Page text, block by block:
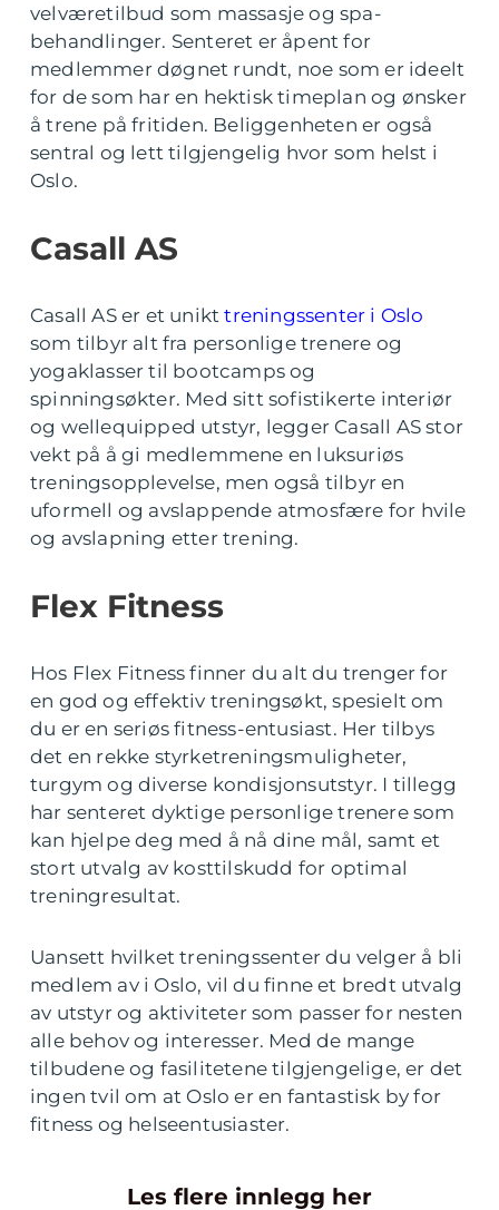
velværetilbud som massasje og spa-
behandlinger. Senteret er åpent for
medlemmer døgnet rundt, noe som er ideelt
for de som har en hektisk timeplan og ønsker
å trene på fritiden. Beliggenheten er også
sentral og lett tilgjengelig hvor som helst i
Oslo.
Casall AS
Casall AS er et unikttreningssenter i Oslo
som tilbyr alt fra personlige trenere og
yogaklasser til bootcamps og
spinningsøkter. Med sitt sofistikerte interiør
og wellequipped utstyr, legger Casall AS stor
vekt på å gi medlemmene en luksuriøs
treningsopplevelse, men også tilbyr en
uformell og avslappende atmosfære for hvile
og avslapning etter trening.
Flex Fitness
Hos Flex Fitness finner du alt du trenger for
en god og effektiv treningsøkt, spesielt om
du er en seriøs fitness-entusiast. Her tilbys
det en rekke styrketreningsmuligheter,
turgym og diverse kondisjonsutstyr. I tillegg
har senteret dyktige personlige trenere som
kan hjelpe deg med å nå dine mål, samt et
stort utvalg av kosttilskudd for optimal
treningresultat.
Uansett hvilket treningssenter du velger å bli
medlem av i Oslo, vil du finne et bredt utvalg
av utstyr og aktiviteter som passer for nesten
alle behov og interesser. Med de mange
tilbudene og fasilitetene tilgjengelige, er det
ingen tvil om at Oslo er en fantastisk by for
fitness og helseentusiaster.
Les flere innlegg her